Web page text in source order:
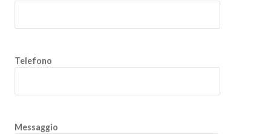
Telefono
Messaggio